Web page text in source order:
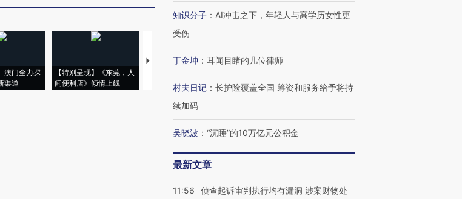
澳门全力探
渠道
【特别呈现】《东莞，人
间便利店》倾情上线
【推广】走进第四届链博
会，让数智科技“链”接产
【特别呈现】寻找100种
有意思的生活方式·第三对
CFO：不靠规模取胜，华
住三大增长引擎是什么？
知识分子 ： AI冲击之下，年轻人与高学历女性更
受伤
丁金坤 ： 耳闻目睹的几位律师
村夫日记 ： 长护险覆盖全国 筹资和服务给予将持
续加码
吴晓波 ： “沉睡”的10万亿元公积金
最新文章
11:56
侦查起诉审判执行均有漏洞 涉案财物处